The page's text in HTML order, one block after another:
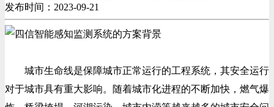
发布时间：2023-09-21
城市生命线是保障城市正常运行的工程系统，其安全运行
对于城市具有重大影响。随着城市化进程的不断加快，燃气爆